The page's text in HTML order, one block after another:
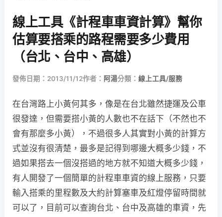
線上工具《計程車車資計算》幫你
估算要搭乘的路程需要多少費用
（台北、台中、高雄）
發佈日期：2013/11/12作者： 阿湯分類： 線上工具/服務
在台灣路上小黃何其多，像是在台北雖然捷運及公車
很發達，但需要搭小黃的人數也不在話下（不然也不
會有那麼多小黃），不過很多人其實對小黃的計算方
式並沒有很清楚，最多是記得到哪邊大概多少錢，不
過如果搭去一個沒搭過的地方就不知道大概多少錢，
有人開發了一個簡單的計程車車資的線上服務，只要
輸入搭乘的里程數及大約計算塞車及紅燈停留時間就
可以了，目前可以查詢台北、台中及高雄的車資，先